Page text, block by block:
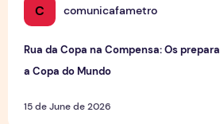
C comunicafametro
Rua da Copa na Compensa: Os
a Copa do Mundo
15 de June de 2026